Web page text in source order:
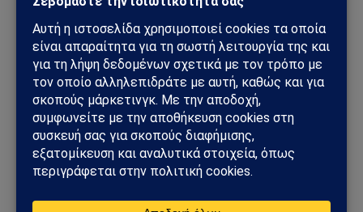
και ανάλυσης με έμφαση στη γεωπολιτική, τη διεθνή
ασφάλεια, τα εθνικά ζητήματα και τις διεθνείς εξελίξεις
που επηρεάζουν την Ελλάδα και τον ευρύτερο ελληνισμό.
ΔΕΙΤΕ ΕΠΙΣΗΣ →